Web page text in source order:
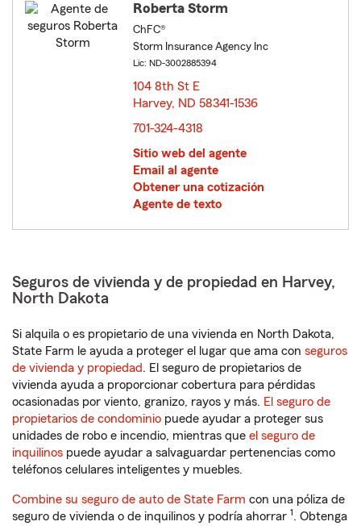
Roberta Storm
ChFC®
Storm Insurance Agency Inc
Lic: ND-3002885394
104 8th St E
Harvey, ND 58341-1536
701-324-4318
Sitio web del agente
Email al agente
Obtener una cotización
Agente de texto
Seguros de vivienda y de propiedad en Harvey,
North Dakota
Si alquila o es propietario de una vivienda en North Dakota,
State Farm le ayuda a proteger el lugar que ama con seguros
de vivienda y propiedad. El seguro de propietarios de
vivienda ayuda a proporcionar cobertura para pérdidas
ocasionadas por viento, granizo, rayos y más. El seguro de
propietarios de condominio puede ayudar a proteger sus
unidades de robo e incendio, mientras que el seguro de
inquilinos puede ayudar a salvaguardar pertenencias como
teléfonos celulares inteligentes y muebles.
Combine su seguro de auto de State Farm con una póliza de
seguro de vivienda o de inquilinos y podría ahorrar 1. Obtenga